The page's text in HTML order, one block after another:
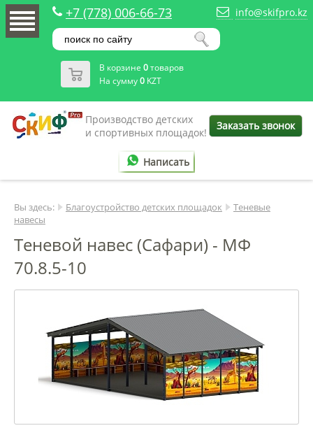
+7 (778) 006-66-73 info@skifpro.kz
В корзине 0товаров
На сумму0 KZT
Производство детских
и спортивных площадок!
Заказать звонок
Написать
Вы здесь: Благоустройство детских площадок
Теневые
навесы
Теневой навес (Сафари) - МФ
70.8.5-10